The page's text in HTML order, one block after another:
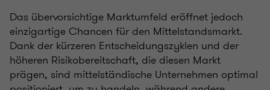
Das übervorsichtige Marktumfeld eröffnet jedoch
einzigartige Chancen für den Mittelstandsmarkt.
Dank der kürzeren Entscheidungszyklen und der
höheren Risikobereitschaft, die diesen Markt
prägen, sind mittelständische Unternehmen optimal